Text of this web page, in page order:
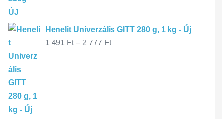
Henelit Univerzális GITT 280 g, 1 kg - Új
1 491 Ft – 2 777 Ft